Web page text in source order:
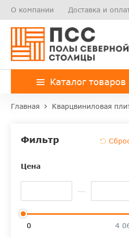
О компании Доставка и
Каталог товаров
Главная Кварцвиниловая
Фильтр
Цена
0 4